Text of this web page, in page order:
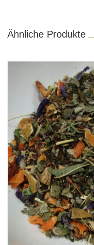
Ähnliche Produkte